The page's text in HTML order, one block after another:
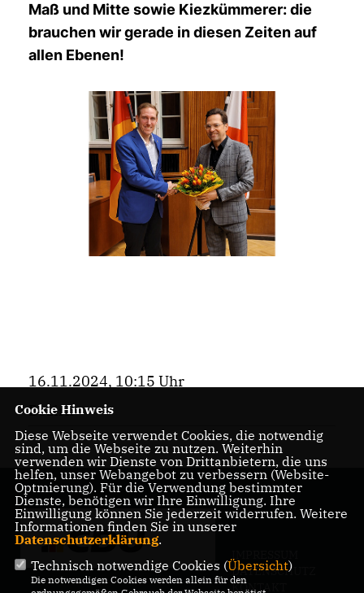
Maß und Mitte sowie Kiezkümmerer: die
brauchen wir gerade in diesen Zeiten auf
allen Ebenen!
16.11.2024, 10:15 Uhr
Bezirk
DATENSCHUTZ
KONTAKT
Cookie Hinweis
Diese Webseite verwendet Cookies, die notwendig
sind, um die Webseite zu nutzen. Weiterhin
verwenden wir Dienste von Drittanbietern, die uns
helfen, unser Webangebot zu verbessern (Website-
Optmierung). Für die Verwendung bestimmter
Dienste, benötigen wir Ihre Einwilligung. Ihre
Einwilligung können Sie jederzeit widerrufen. Weitere
Informationen finden Sie in unserer
Datenschutzerklärung.
Technisch notwendige Cookies (Übersicht)
Die notwendigen Cookies werden allein für den